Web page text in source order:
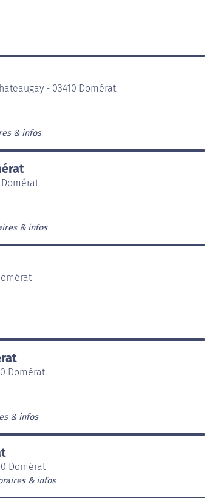
- 03410 Domérat
& infos
Domérat
& infos
Domérat
& infos
Domérat
& infos